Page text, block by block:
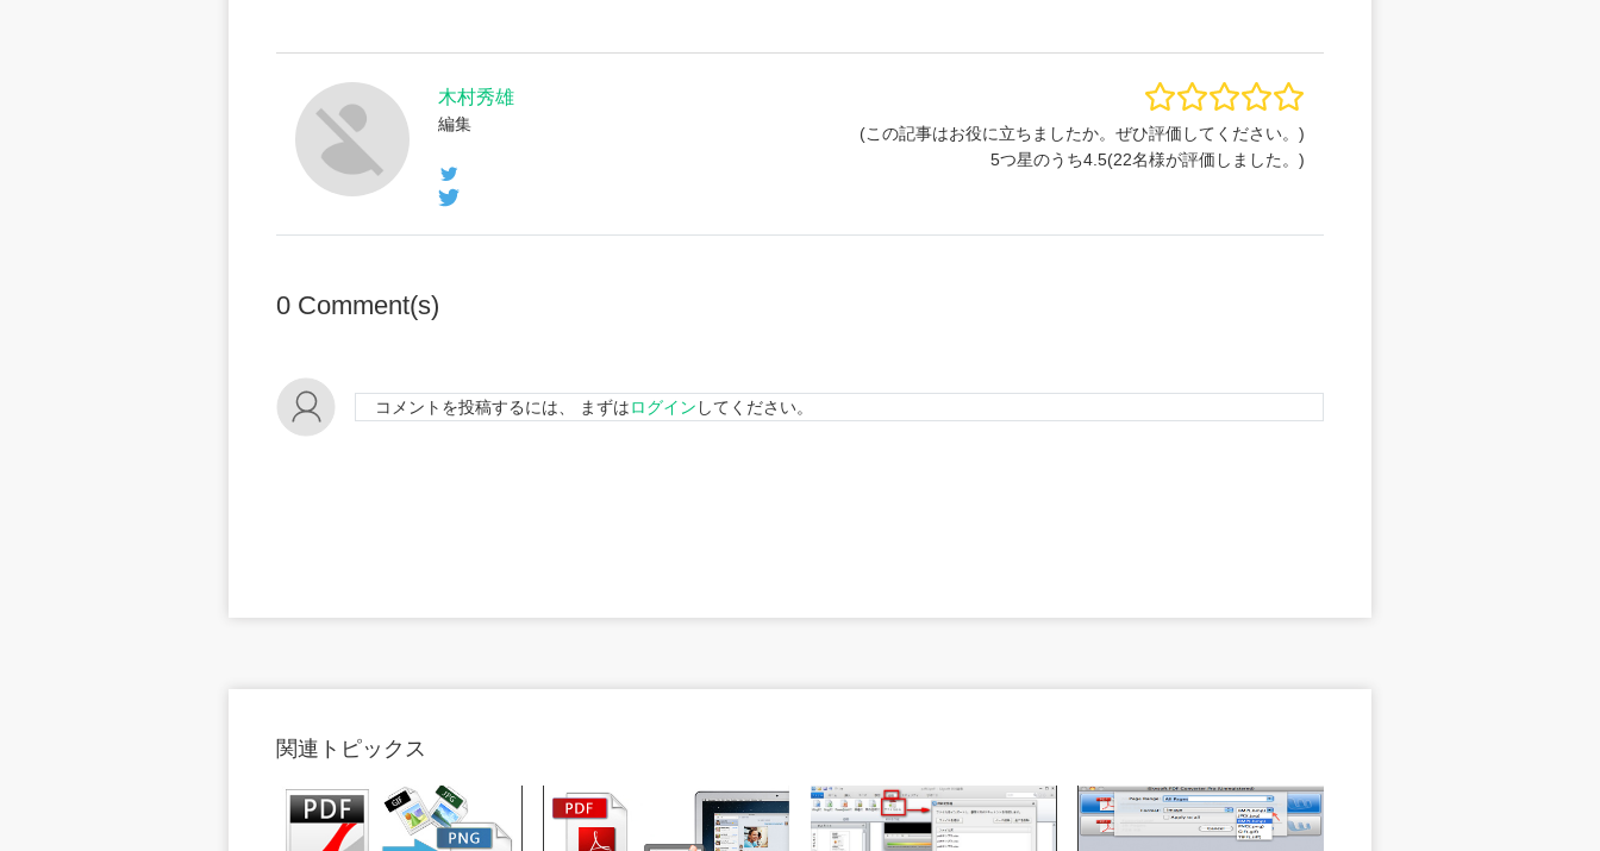
木村秀雄
編集
(この記事はお役に立ちましたか。ぜひ評価してください。)
5つ星のうち4.5(22名様が評価しました。)
0 Comment(s)
コメントを投稿するには、 まずはログイン してください。
関連トピックス